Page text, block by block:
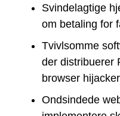
Svindelagtige
om betaling for
Tvivlsomme
der distribuerer
browser
Ondsindede